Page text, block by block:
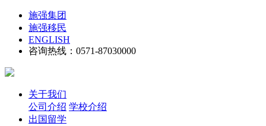
施强集团
施强移民
ENGLISH
咨询热线：0571-87030000
关于我们
公司介绍 学校介绍
出国留学